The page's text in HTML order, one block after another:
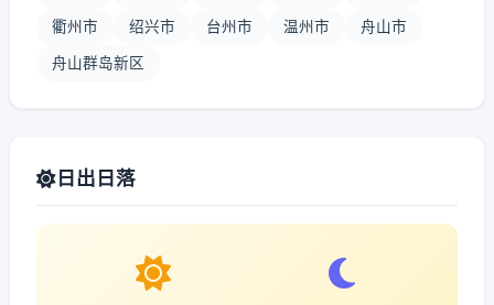
衢州市 绍兴市 台州市 温州市 舟山市
舟山群岛新区
日出日落